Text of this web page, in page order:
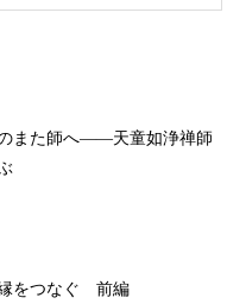
また師へ——天童如浄禅師
をつなぐ 前編